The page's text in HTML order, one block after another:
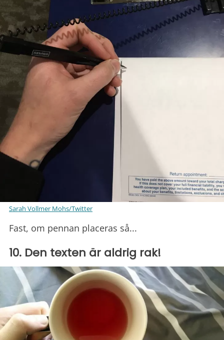
Sarah Vollmer Mohs/Twitter
Fast, om pennan placeras så...
10. Den texten är aldrig rak!